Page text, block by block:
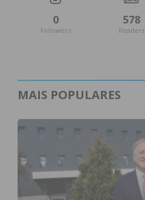
0
Followers
578
Readers
MAIS POPULARES